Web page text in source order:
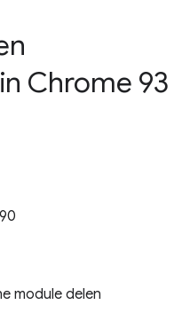
Chrome 93
module delen